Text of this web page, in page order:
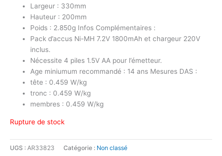
Largeur : 330mm
Hauteur : 200mm
Poids : 2.850g Infos Complémentaires :
Pack d’accus Ni-MH 7.2V 1800mAh et chargeur 220V
inclus.
Nécessite 4 piles 1.5V AA pour l’émetteur.
Age miniumum recommandé : 14 ans Mesures DAS :
tête : 0.459 W/kg
tronc : 0.459 W/kg
membres : 0.459 W/kg
Rupture de stock
UGS : AR33823 Catégorie : Non classé